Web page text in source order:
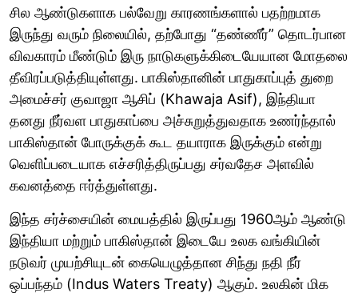
சில ஆண்டுகளாக பல்வேறு காரணங்களால் பதற்றமாக
இருந்து வரும் நிலையில், தற்போது “தண்ணீர்” தொடர்பான
விவகாரம் மீண்டும் இரு நாடுகளுக்கிடையேயான மோதலை
தீவிரப்படுத்தியுள்ளது. பாகிஸ்தானின் பாதுகாப்புத் துறை
அமைச்சர் குவாஜா ஆசிப் (Khawaja Asif), இந்தியா
தனது நீர்வள பாதுகாப்பை அச்சுறுத்துவதாக உணர்ந்தால்
பாகிஸ்தான் போருக்குக் கூட தயாராக இருக்கும் என்று
வெளிப்படையாக எச்சரித்திருப்பது சர்வதேச அளவில்
கவனத்தை ஈர்த்துள்ளது.
இந்த சர்ச்சையின் மையத்தில் இருப்பது 1960ஆம் ஆண்டு
இந்தியா மற்றும் பாகிஸ்தான் இடையே உலக வங்கியின்
நடுவர் முயற்சியுடன் கையெழுத்தான சிந்து நதி நீர்
ஒப்பந்தம் (Indus Waters Treaty) ஆகும். உலகின் மிக